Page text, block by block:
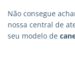
Não consegue
nossa central de
seu modelo de